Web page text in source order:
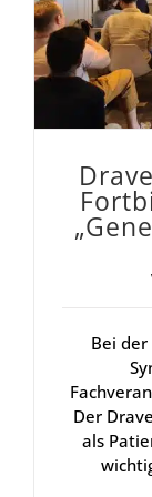
Bei
Der
als